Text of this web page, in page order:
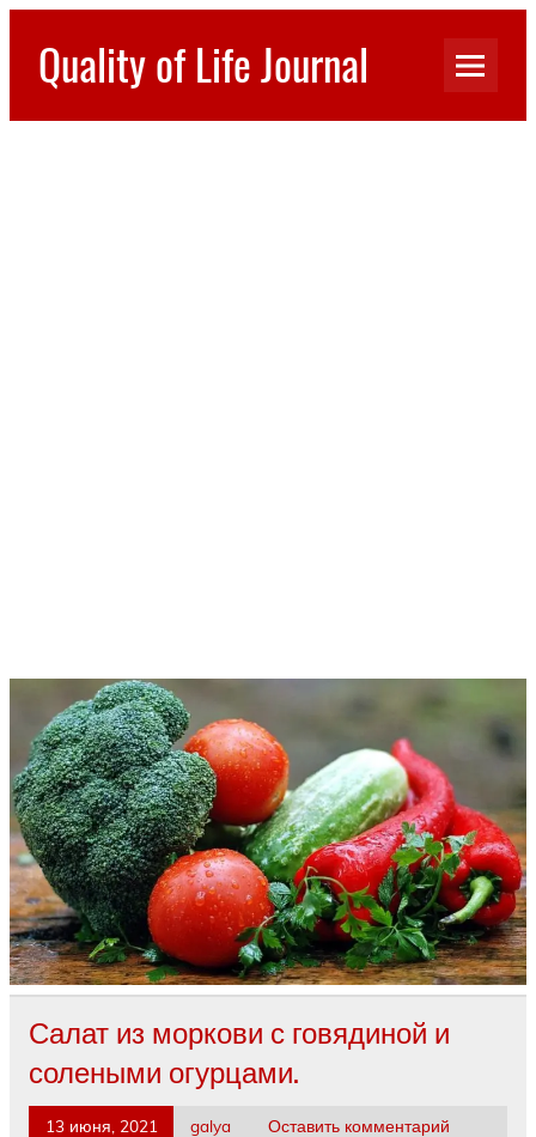
Перейти
содержимому
Quality of Life Journal
Салат из моркови с говядиной и
солеными огурцами.
13 июня, 2021 galya Оставить комментарий